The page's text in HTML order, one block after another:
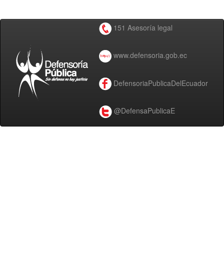
151 Asesoría legal
www.defensoria.gob.ec
DefensoriaPublicaDelEcuador
@DefensaPublicaE